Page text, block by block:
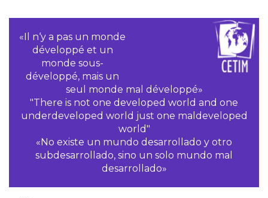
«Il n‘y a pas un monde
développé et un
monde sous-
développé, mais un
seul monde mal développé»
"There is not one developed world and one
underdeveloped world just one maldeveloped
world"
«No existe un mundo desarrollado y otro
subdesarrollado, sino un solo mundo mal
desarrollado»